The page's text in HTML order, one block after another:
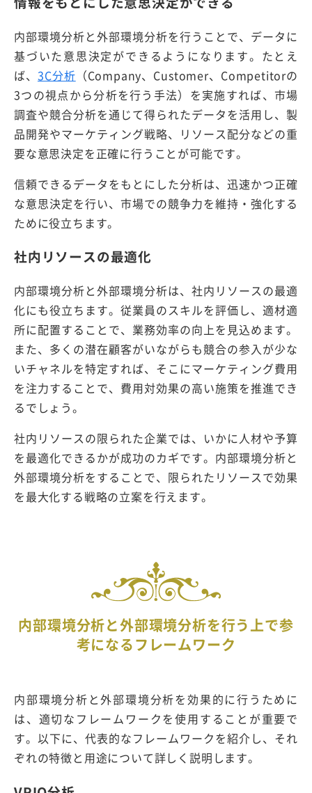
内部環境分析と外部環境分析を行うことで、データに
基づいた意思決定ができるようになります。たとえ
ば、 3C分析 （Company、Customer、Competitorの
3つの視点から分析を行う手法）を実施すれば、市場
調査や競合分析を通じて得られたデータを活用し、製
品開発やマーケティング戦略、リソース配分などの重
要な意思決定を正確に行うことが可能です。
信頼できるデータをもとにした分析は、迅速かつ正確
な意思決定を行い、市場での競争力を維持・強化する
ために役立ちます。
社内リソースの最適化
内部環境分析と外部環境分析は、社内リソースの最適
化にも役立ちます。従業員のスキルを評価し、適材適
所に配置することで、業務効率の向上を見込めます。
また、多くの潜在顧客がいながらも競合の参入が少な
いチャネルを特定すれば、そこにマーケティング費用
を注力することで、費用対効果の高い施策を推進でき
るでしょう。
社内リソースの限られた企業では、いかに人材や予算
を最適化できるかが成功のカギです。内部環境分析と
外部環境分析をすることで、限られたリソースで効果
を最大化する戦略の立案を行えます。
内部環境分析と外部環境分析を行う上で参
考になるフレームワーク
内部環境分析と外部環境分析を効果的に行うために
は、適切なフレームワークを使用することが重要で
す。以下に、代表的なフレームワークを紹介し、それ
ぞれの特徴と用途について詳しく説明します。